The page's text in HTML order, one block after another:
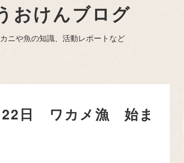
おけんブログ
カニや魚の知識、活動レポートなど
22日 ワカメ漁 始ま